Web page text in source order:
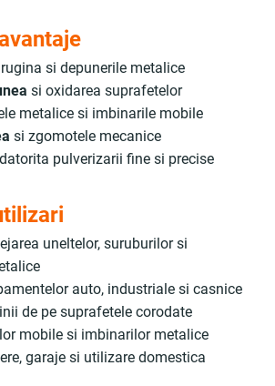
rugina si depunerile metalice
si oxidarea suprafetelor
metalice si imbinarile mobile
si zgomotele mecanice
datorita pulverizarii fine si precise
uneltelor, suruburilor si
auto, industriale si casnice
de pe suprafetele corodate
mobile si imbinarilor metalice
garaje si utilizare domestica